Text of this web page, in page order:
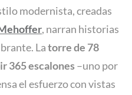
modernista, creadas
, narran historias
Latorre de 78
365 escalones –uno por
el esfuerzo con vistas